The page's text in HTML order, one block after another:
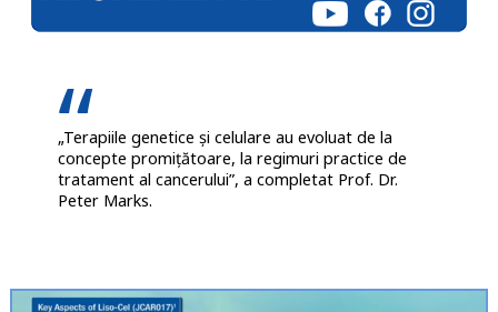
„Terapiile genetice și celulare au evoluat de la
concepte promițătoare, la regimuri practice de
tratament al cancerului”, a completat Prof. Dr.
Peter Marks.